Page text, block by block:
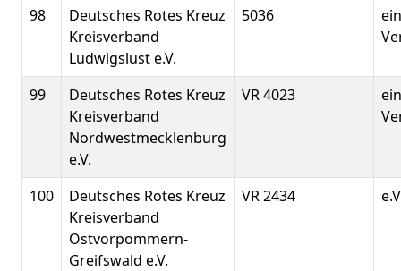
98
Deutsches Rotes Kreuz
Kreisverband
Ludwigslust e.V.
5036
99
Deutsches Rotes Kreuz
Kreisverband
Nordwestmecklenburg
e.V.
VR 4023
100
Deutsches Rotes Kreuz
Kreisverband
Ostvorpommern-
Greifswald e.V.
VR 2434